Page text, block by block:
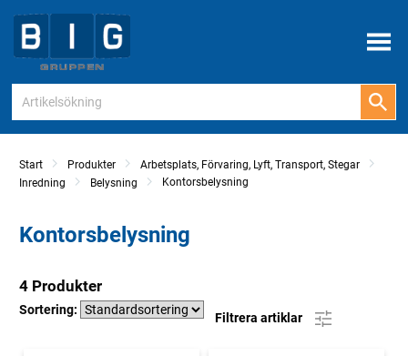
Meny
Start Produkter
Arbetsplats, Förvaring, Lyft, Transport, Stegar
Inredning
Belysning Kontorsbelysning
Kontorsbelysning
4 Produkter
Sortering:
Filtrera artiklar